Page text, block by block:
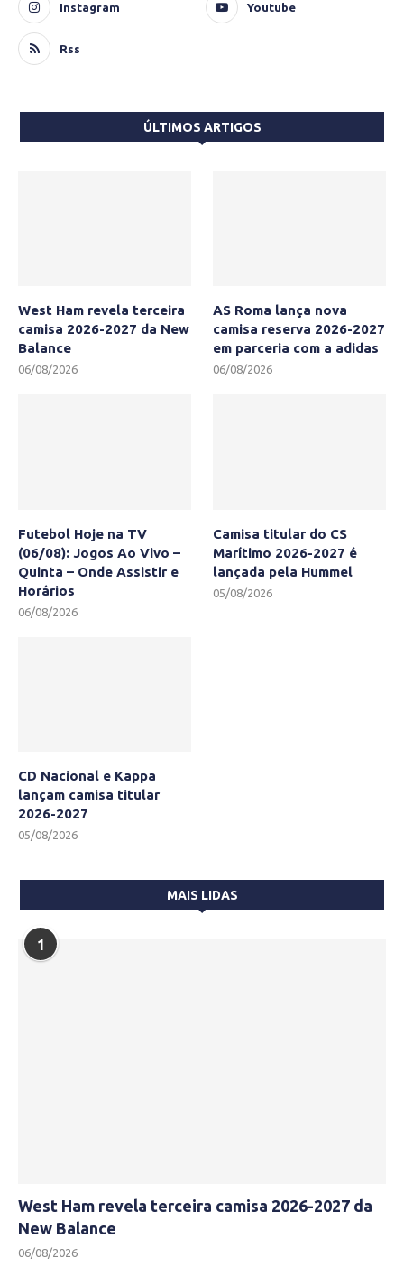
Instagram Youtube
Rss
ÚLTIMOS ARTIGOS
West Ham revela terceira
camisa 2026-2027 da New
Balance
06/08/2026
AS Roma lança nova
camisa reserva 2026-2027
em parceria com a adidas
06/08/2026
Futebol Hoje na TV
(06/08): Jogos Ao Vivo –
Quinta – Onde Assistir e
Horários
06/08/2026
Camisa titular do CS
Marítimo 2026-2027 é
lançada pela Hummel
05/08/2026
CD Nacional e Kappa
lançam camisa titular
2026-2027
05/08/2026
MAIS LIDAS
1
West Ham revela terceira camisa 2026-2027 da
New Balance
06/08/2026